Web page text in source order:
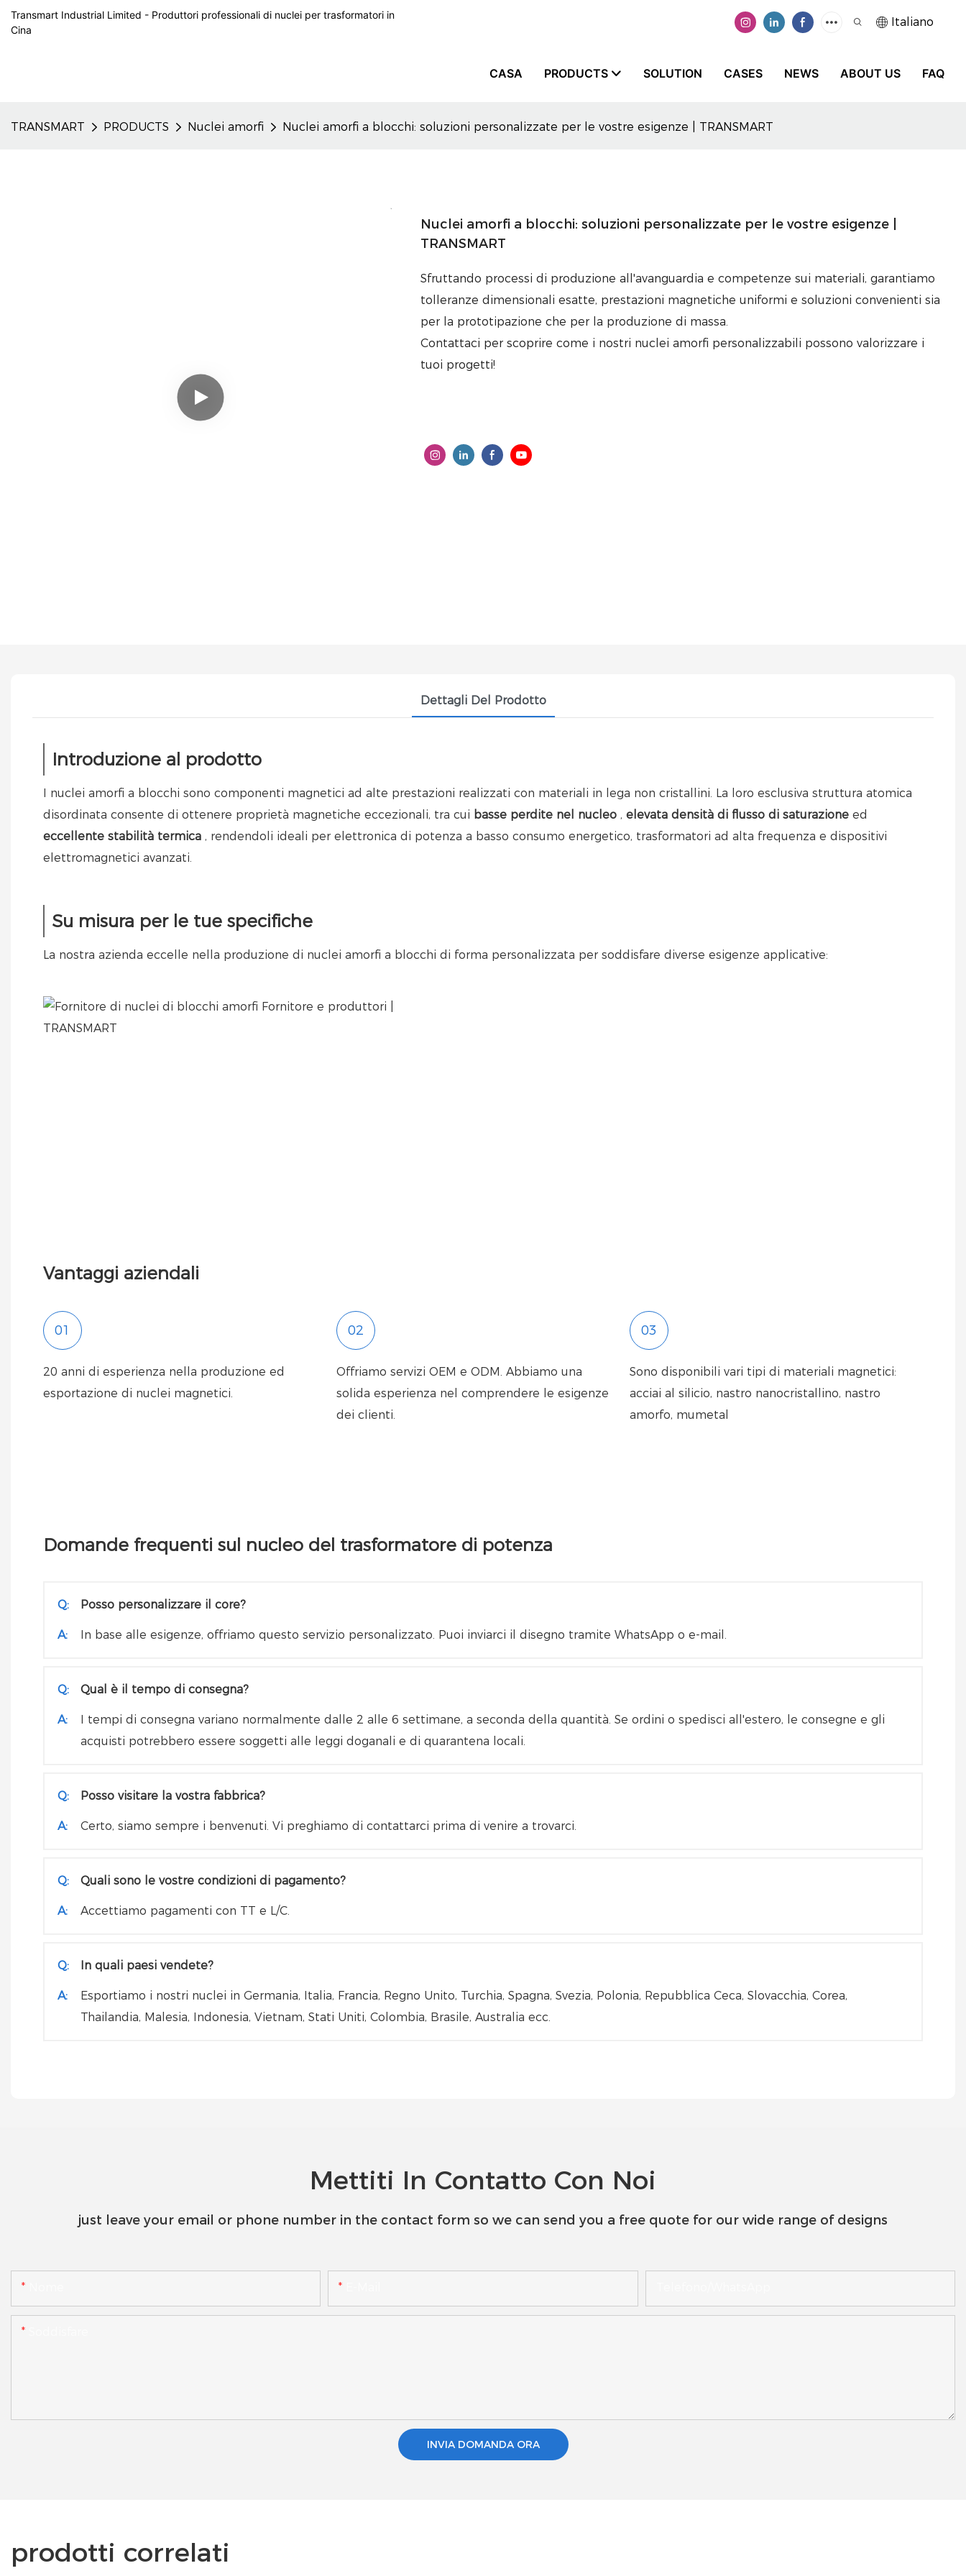
Transmart Industrial Limited - Produttori professionali di nuclei per trasformatori in
Cina
Italiano
CASA PRODUCTS SOLUTION CASES NEWS ABOUT US FAQ
TRANSMART PRODUCTS Nuclei amorfi Nuclei amorfi a blocchi: soluzioni personalizzate per le vostre esigenze | TRANSMART
Nuclei amorfi a blocchi: soluzioni personalizzate per le vostre esigenze |
TRANSMART
Sfruttando processi di produzione all'avanguardia e competenze sui materiali, garantiamo
tolleranze dimensionali esatte, prestazioni magnetiche uniformi e soluzioni convenienti sia
per la prototipazione che per la produzione di massa.
Contattaci per scoprire come i nostri nuclei amorfi personalizzabili possono valorizzare i
tuoi progetti!
Dettagli Del Prodotto
Introduzione al prodotto
I nuclei amorfi a blocchi sono componenti magnetici ad alte prestazioni realizzati con materiali in lega non cristallini. La loro esclusiva struttura atomica
disordinata consente di ottenere proprietà magnetiche eccezionali, tra cui basse perdite nel nucleo , elevata densità di flusso di saturazione ed
eccellente stabilità termica , rendendoli ideali per elettronica di potenza a basso consumo energetico, trasformatori ad alta frequenza e dispositivi
elettromagnetici avanzati.
Su misura per le tue specifiche
La nostra azienda eccelle nella produzione di nuclei amorfi a blocchi di forma personalizzata per soddisfare diverse esigenze applicative:
Vantaggi aziendali
01
20 anni di esperienza nella produzione ed
esportazione di nuclei magnetici.
02
Offriamo servizi OEM e ODM. Abbiamo una
solida esperienza nel comprendere le esigenze
dei clienti.
03
Sono disponibili vari tipi di materiali magnetici:
acciai al silicio, nastro nanocristallino, nastro
amorfo, mumetal
Domande frequenti sul nucleo del trasformatore di potenza
Q: Posso personalizzare il core?
A: In base alle esigenze, offriamo questo servizio personalizzato. Puoi inviarci il disegno tramite WhatsApp o e-mail.
Q: Qual è il tempo di consegna?
A:
I tempi di consegna variano normalmente dalle 2 alle 6 settimane, a seconda della quantità. Se ordini o spedisci all'estero, le consegne e gli
acquisti potrebbero essere soggetti alle leggi doganali e di quarantena locali.
Q: Posso visitare la vostra fabbrica?
A: Certo, siamo sempre i benvenuti. Vi preghiamo di contattarci prima di venire a trovarci.
Q: Quali sono le vostre condizioni di pagamento?
A: Accettiamo pagamenti con TT e L/C.
Q: In quali paesi vendete?
A:
Esportiamo i nostri nuclei in Germania, Italia, Francia, Regno Unito, Turchia, Spagna, Svezia, Polonia, Repubblica Ceca, Slovacchia, Corea,
Thailandia, Malesia, Indonesia, Vietnam, Stati Uniti, Colombia, Brasile, Australia ecc.
Mettiti In Contatto Con Noi
just leave your email or phone number in the contact form so we can send you a free quote for our wide range of designs
INVIA DOMANDA ORA
prodotti correlati